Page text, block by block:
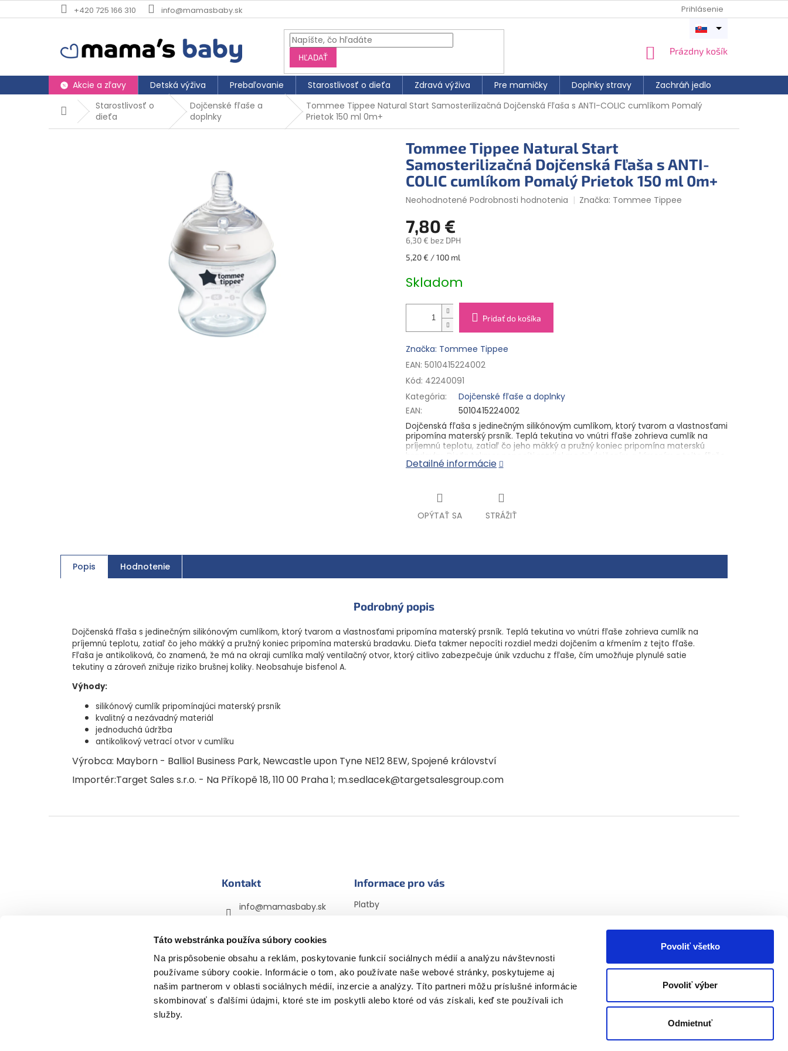
Táto webstránka používa súbory cookies
Na prispôsobenie obsahu a reklám, poskytovanie funkcií sociálnych médií a analýzu návštevnosti
používame súbory cookie. Informácie o tom, ako používate naše webové stránky, poskytujeme aj
našim partnerom v oblasti sociálnych médií, inzercie a analýzy. Títo partneri môžu príslušné informácie
skombinovať s ďalšími údajmi, ktoré ste im poskytli alebo ktoré od vás získali, keď ste používali ich
služby.
Povoliť všetko
Povoliť výber
Odmietnuť
na
+420 725 166 310 info@mamasbaby.sk Prihlásenie
HĽADAŤ
NÁKUPNÝ
Prázdny košík
Akcie a zľavy Detská výživa Prebaľovanie Starostlivosť o dieťa Zdravá výživa Pre mamičky Doplnky stravy Zachráň jedlo
Otvoriť
DomovStarostlivosť o
dieťa
Dojčenské fľaše a
doplnky
Tommee Tippee Natural Start Samosterilizačná Dojčenská Fľaša s ANTI-COLIC cumlíkom Pomalý
Prietok 150 ml 0m+
Tommee Tippee Natural Start
Samosterilizačná Dojčenská Fľaša s ANTI-
COLIC cumlíkom Pomalý Prietok 150 ml 0m+
Priemerné
produktu
je
0,0
z
hviezdičiek.
Neohodnotené Podrobnosti hodnotenia Značka: Tommee Tippee
7,80 €
6,30 € bez DPH
Jednotková
5,20 € / 100 ml
Skladom
Pridať do košíka
Značka: Tommee Tippee
EAN: 5010415224002
Kód: 42240091
Kategória:
Dojčenské fľaše a doplnky
EAN: 5010415224002
Dojčenská fľaša s jedinečným silikónovým cumlíkom, ktorý tvarom a vlastnosťami
pripomína materský prsník. Teplá tekutina vo vnútri fľaše zohrieva cumlík na
príjemnú teplotu, zatiaľ čo jeho mäkký a pružný koniec pripomína materskú
bradavku. Dieťa takmer nepocíti rozdiel medzi dojčením a kŕmením z tejto fľaše.
Fľaša je antikoliková, čo znamená, že má na okraji cumlíka malý ventilačný otvor,
silikónový cumlík pripomínajúci materský prsník
Importér:Target Sales s.r.o. - Na Příkopě 18, 110 00 Praha 1
Detailné informácie
OPÝTAŤ SA STRÁŽIŤ
Popis Hodnotenie
Podrobný popis
Dojčenská fľaša s jedinečným silikónovým cumlíkom, ktorý tvarom a vlastnosťami pripomína materský prsník. Teplá tekutina vo vnútri fľaše zohrieva cumlík na
príjemnú teplotu, zatiaľ čo jeho mäkký a pružný koniec pripomína materskú bradavku. Dieťa takmer nepocíti rozdiel medzi dojčením a kŕmením z tejto fľaše.
Fľaša je antikoliková, čo znamená, že má na okraji cumlíka malý ventilačný otvor, ktorý citlivo zabezpečuje únik vzduchu z fľaše, čím umožňuje plynulé satie
tekutiny a zároveň znižuje riziko brušnej koliky. Neobsahuje bisfenol A.
Výhody:
silikónový cumlík pripomínajúci materský prsník
kvalitný a nezávadný materiál
jednoduchá údržba
antikolikový vetrací otvor v cumlíku
Výrobca: Mayborn - Balliol Business Park, Newcastle upon Tyne NE12 8EW, Spojené království
Importér:Target Sales s.r.o. - Na Příkopě 18, 110 00 Praha 1; m.sedlacek@targetsalesgroup.com
Kontakt
info@mamasbaby.sk
mamasbabyczsk
mamasbaby_czsk
Informace pro vás
Platby
Obchodné podmienky
Podmienky ochrany
osobných údajov
Vyhlásenie cookies